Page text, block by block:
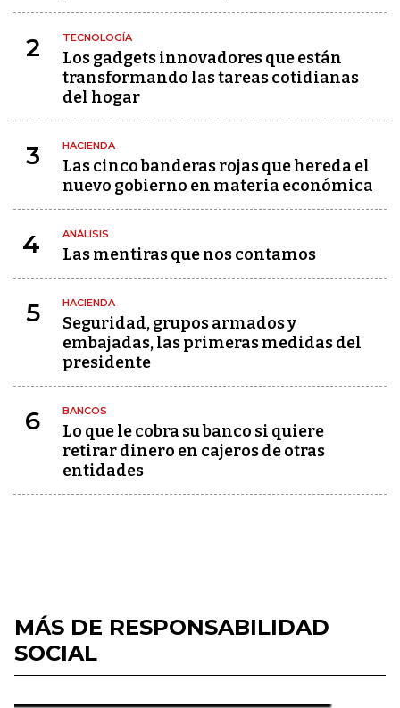
2 TECNOLOGÍA
Los gadgets innovadores que están
transformando las tareas cotidianas
del hogar
3 HACIENDA
Las cinco banderas rojas que hereda el
nuevo gobierno en materia económica
4 ANÁLISIS
Las mentiras que nos contamos
5 HACIENDA
Seguridad, grupos armados y
embajadas, las primeras medidas del
presidente
6 BANCOS
Lo que le cobra su banco si quiere
retirar dinero en cajeros de otras
entidades
MÁS DE RESPONSABILIDAD
SOCIAL